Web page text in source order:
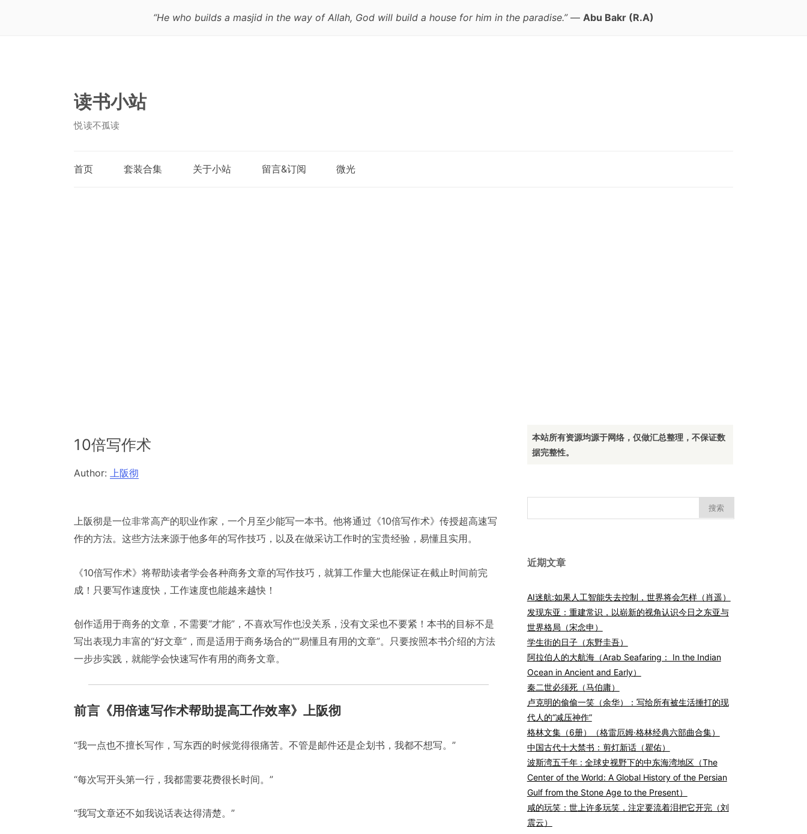
“He who builds a masjid in the way of Allah, God will build a house for him in the paradise.”— Abu Bakr (R.A)
读书小站
悦读不孤读
首页 套装合集 关于小站 留言&订阅 微光
10倍写作术
Author: 上阪彻
上阪彻是一位非常高产的职业作家，一个月至少能写一本书。他将通过《10倍写作术》传授超高速写
作的方法。这些方法来源于他多年的写作技巧，以及在做采访工作时的宝贵经验，易懂且实用。
《10倍写作术》将帮助读者学会各种商务文章的写作技巧，就算工作量大也能保证在截止时间前完
成！只要写作速度快，工作速度也能越来越快！
创作适用于商务的文章，不需要“才能”，不喜欢写作也没关系，没有文采也不要紧！本书的目标不是
写出表现力丰富的“好文章”，而是适用于商务场合的“”易懂且有用的文章”。只要按照本书介绍的方法
一步步实践，就能学会快速写作有用的商务文章。
前言《用倍速写作术帮助提高工作效率》上阪彻
“我一点也不擅长写作，写东西的时候觉得很痛苦。不管是邮件还是企划书，我都不想写。”
“每次写开头第一行，我都需要花费很长时间。”
“我写文章还不如我说话表达得清楚。”
本站所有资源均源于网络，仅做汇总整理，不保证数
据完整性。
索：
近期文章
AI迷航:如果人工智能失去控制，世界将会怎样（肖遥）
发现东亚：重建常识，以崭新的视角认识今日之东亚与
世界格局（宋念申）
学生街的日子（东野圭吾）
阿拉伯人的大航海（Arab Seafaring： In the Indian
Ocean in Ancient and Early）
秦二世必须死（马伯庸）
卢克明的偷偷一笑（余华）：写给所有被生活捶打的现
代人的“减压神作”
格林文集（6册）（格雷厄姆·格林经典六部曲合集）
中国古代十大禁书：剪灯新话（瞿佑）
波斯湾五千年 : 全球史视野下的中东海湾地区（The
Center of the World: A Global History of the Persian
Gulf from the Stone Age to the Present）
咸的玩笑：世上许多玩笑，注定要流着泪把它开完（刘
震云）